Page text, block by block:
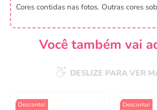
Cores contidas nas fotos. Outras cores
Você também vai
DESLIZE PARA VER
Desconto! Desconto!